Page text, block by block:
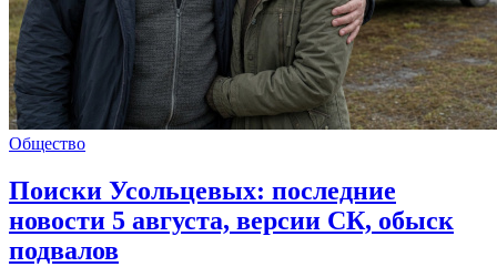
Общество
Поиски Усольцевых: последние
новости 5 августа, версии СК, обыск
подвалов